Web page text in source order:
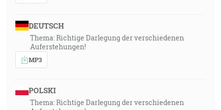
DEUTSCH
Thema: Richtige Darlegung der verschiedenen
Auferstehungen!
MP3
POLSKI
Thema: Richtige Darlegung der verschiedenen